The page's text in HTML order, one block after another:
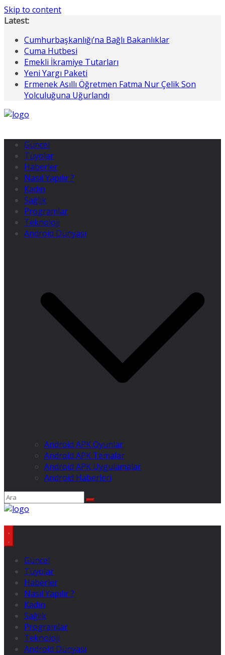
Skip to content
Latest:
Cumhurbaşkanlığı’na Bağlı Bakanlıklar
Cuma Hutbesi
Emekli İkramiye Tutarları
Yeni Yargı Paketi
Ermenek Asıllı Öğretmen Fatma Nur Çelik Son
Yolculuğuna Uğurlandı
Güncel
Tüyolar
Haberler
Nasıl Yapılır ?
Kadın
Sağlık
Programlar
Teknoloji
Android Dünyası
Android APK Oyunlar
Android APK Temalar
Android APK Uygulamalar
Android Haberleri
Güncel
Tüyolar
Haberler
Nasıl Yapılır ?
Kadın
Sağlık
Programlar
Teknoloji
Android Dünyası